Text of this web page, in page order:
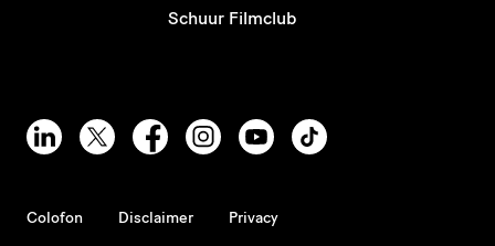
Schuur Filmclub
Colofon Disclaimer Privacy